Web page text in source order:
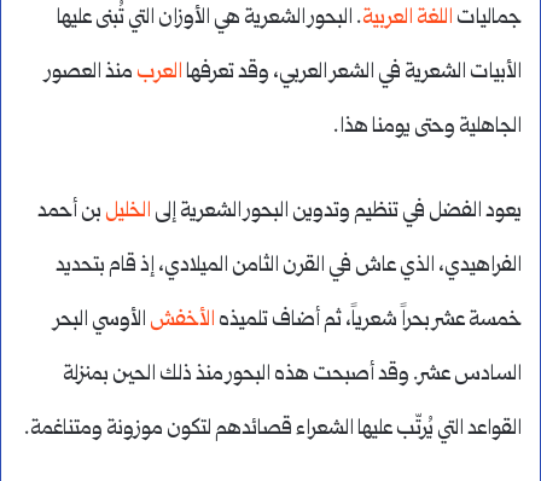
جماليات اللغة العربية. البحور الشعرية هي الأوزان التي تُبنى عليها
الأبيات الشعرية في الشعر العربي، وقد تعرفهاالعرب منذ العصور
الجاهلية وحتى يومنا هذا.
يعود الفضل في تنظيم وتدوين البحور الشعرية إلى الخليل بن أحمد
الفراهيدي، الذي عاش في القرن الثامن الميلادي، إذ قام بتحديد
خمسة عشر بحراً شعرياً، ثم أضاف تلميذه الأخفش الأوسي البحر
السادس عشر. وقد أصبحت هذه البحور منذ ذلك الحين بمنزلة
القواعد التي يُرتّب عليها الشعراء قصائدهم لتكون موزونة ومتناغمة.